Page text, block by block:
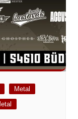
Metal